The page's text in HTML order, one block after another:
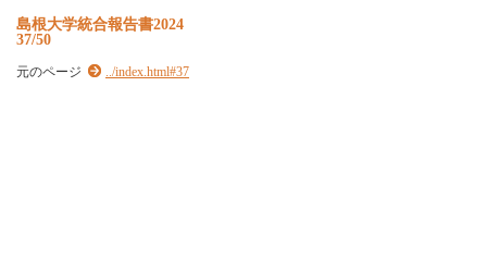
島根大学統合報告書2024
37/50
元のページ ../index.html#37